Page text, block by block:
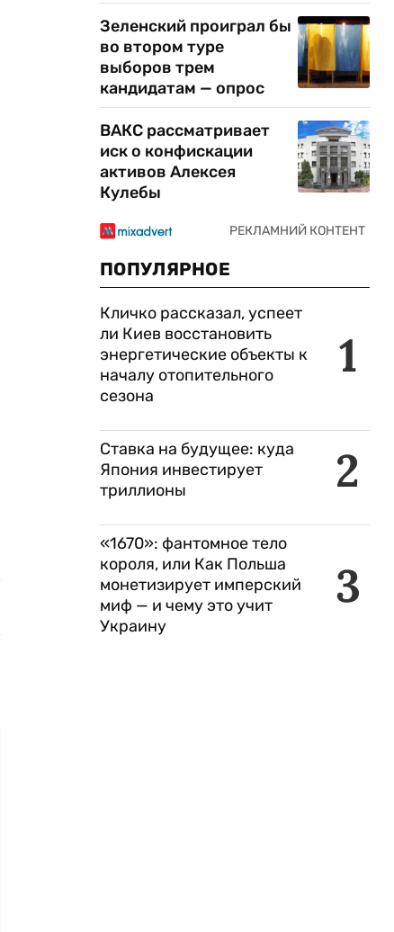
Зеленский проиграл бы
во втором туре
выборов трем
кандидатам — опрос
ВАКС рассматривает
иск о конфискации
активов Алексея
Кулебы
ПОПУЛЯРНОЕ
1
Кличко рассказал, успеет
ли Киев восстановить
энергетические объекты к
началу отопительного
сезона
2
Ставка на будущее: куда
Япония инвестирует
триллионы
3
«1670»: фантомное тело
короля, или Как Польша
монетизирует имперский
миф — и чему это учит
Украину